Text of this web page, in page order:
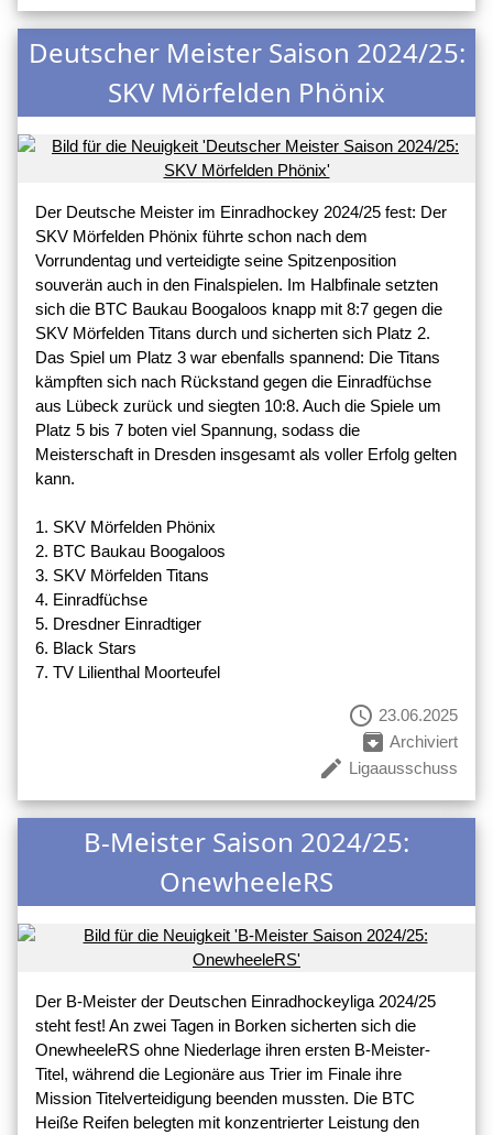
Deutscher Meister Saison 2024/25:
SKV Mörfelden Phönix
Der Deutsche Meister im Einradhockey 2024/25 fest: Der
SKV Mörfelden Phönix führte schon nach dem
Vorrundentag und verteidigte seine Spitzenposition
souverän auch in den Finalspielen. Im Halbfinale setzten
sich die BTC Baukau Boogaloos knapp mit 8:7 gegen die
SKV Mörfelden Titans durch und sicherten sich Platz 2.
Das Spiel um Platz 3 war ebenfalls spannend: Die Titans
kämpften sich nach Rückstand gegen die Einradfüchse
aus Lübeck zurück und siegten 10:8. Auch die Spiele um
Platz 5 bis 7 boten viel Spannung, sodass die
Meisterschaft in Dresden insgesamt als voller Erfolg gelten
kann.
1. SKV Mörfelden Phönix
2. BTC Baukau Boogaloos
3. SKV Mörfelden Titans
4. Einradfüchse
5. Dresdner Einradtiger
6. Black Stars
7. TV Lilienthal Moorteufel
schedule 23.06.2025
archive Archiviert
create Ligaausschuss
B-Meister Saison 2024/25:
OnewheeleRS
Der B-Meister der Deutschen Einradhockeyliga 2024/25
steht fest! An zwei Tagen in Borken sicherten sich die
OnewheeleRS ohne Niederlage ihren ersten B-Meister-
Titel, während die Legionäre aus Trier im Finale ihre
Mission Titelverteidigung beenden mussten. Die BTC
Heiße Reifen belegten mit konzentrierter Leistung den